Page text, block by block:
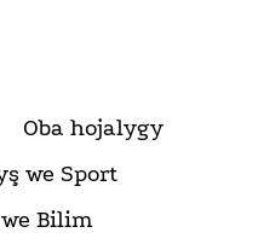
Oba hojalygy
we Sport
Bilim